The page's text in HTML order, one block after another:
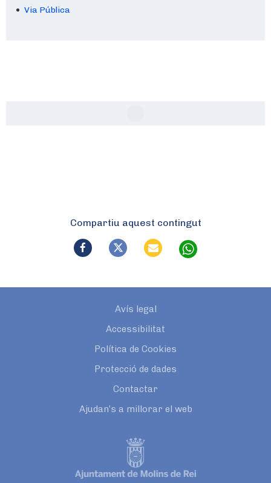
Via Pública
Compartiu aquest contingut
Avís legal
Accessibilitat
Política de Cookies
Protecció de dades
Contactar
Ajudan’s a millorar el web